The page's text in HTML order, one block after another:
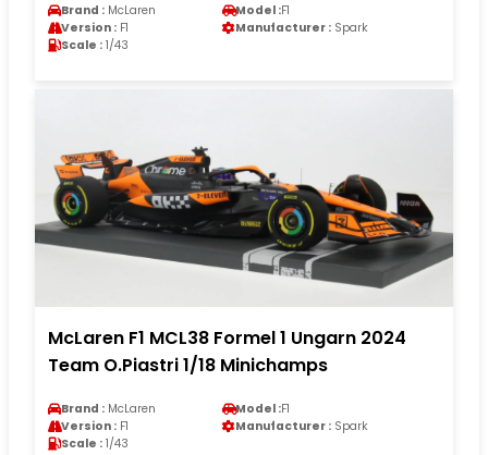
Brand : McLaren Model :F1
Version : F1 Manufacturer : Spark
Scale : 1/43
McLaren F1 MCL38 Formel 1 Ungarn 2024
Team O.Piastri 1/18 Minichamps
Brand : McLaren Model :F1
Version : F1 Manufacturer : Spark
Scale : 1/43